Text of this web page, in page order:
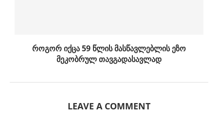
როგორ იქცა 59 წლის მასწავლებლის ეზო
მეკობრულ თავგადასავლად
LEAVE A COMMENT